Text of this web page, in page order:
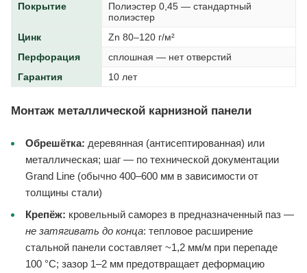
Покрытие
Полиэстер 0,45 — стандартный
полиэстер
Цинк
Zn 80–120 г/м²
Перфорация
сплошная — нет отверстий
Гарантия
10 лет
Монтаж металлической карнизной панели
Обрешётка: деревянная (антисептированная) или
металлическая; шаг — по технической документации
Grand Line (обычно 400–600 мм в зависимости от
толщины стали)
Крепёж: кровельный саморез в предназначенный паз —
не затягивать до конца: тепловое расширение
стальной панели составляет ~1,2 мм/м при перепаде
100 °C; зазор 1–2 мм предотвращает деформацию